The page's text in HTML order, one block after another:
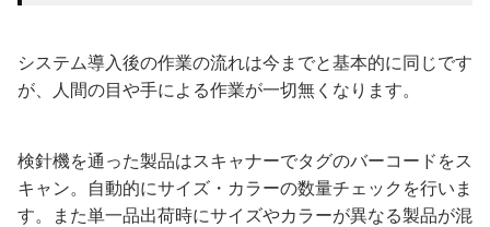
システム導入後の作業の流れは今までと基本的に同じです
が、人間の目や手による作業が一切無くなります。
検針機を通った製品はスキャナーでタグのバーコードをス
キャン。自動的にサイズ・カラーの数量チェックを行いま
す。また単一品出荷時にサイズやカラーが異なる製品が混